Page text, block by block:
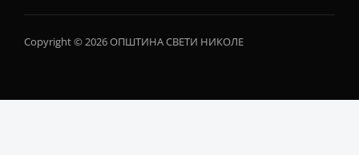
Copyright © 2026 ОПШТИНА СВЕТИ НИКОЛЕ